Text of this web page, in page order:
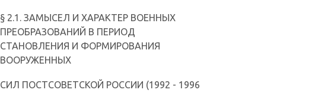
§ 2.1. ЗАМЫСЕЛ И ХАРАКТЕР ВОЕННЫХ
ПРЕОБРАЗОВАНИЙ В ПЕРИОД
СТАНОВЛЕНИЯ И ФОРМИРОВАНИЯ
ВООРУЖЕННЫХ
СИЛ ПОСТСОВЕТСКОЙ РОССИИ (1992 - 1996